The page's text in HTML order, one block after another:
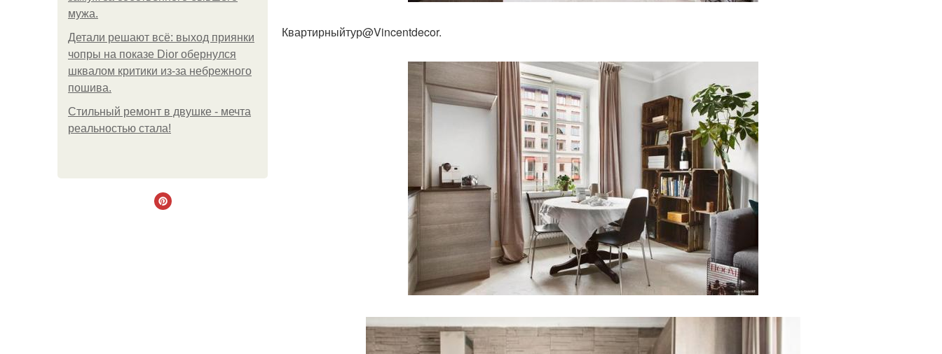
мужа.
Детали решают всё: выход приянки
чопры на показе Dior обернулся
шквалом критики из-за небрежного
пошива.
Стильный ремонт в двушке - мечта
реальностью стала!
Квартирныйтур@Vincentdecor.